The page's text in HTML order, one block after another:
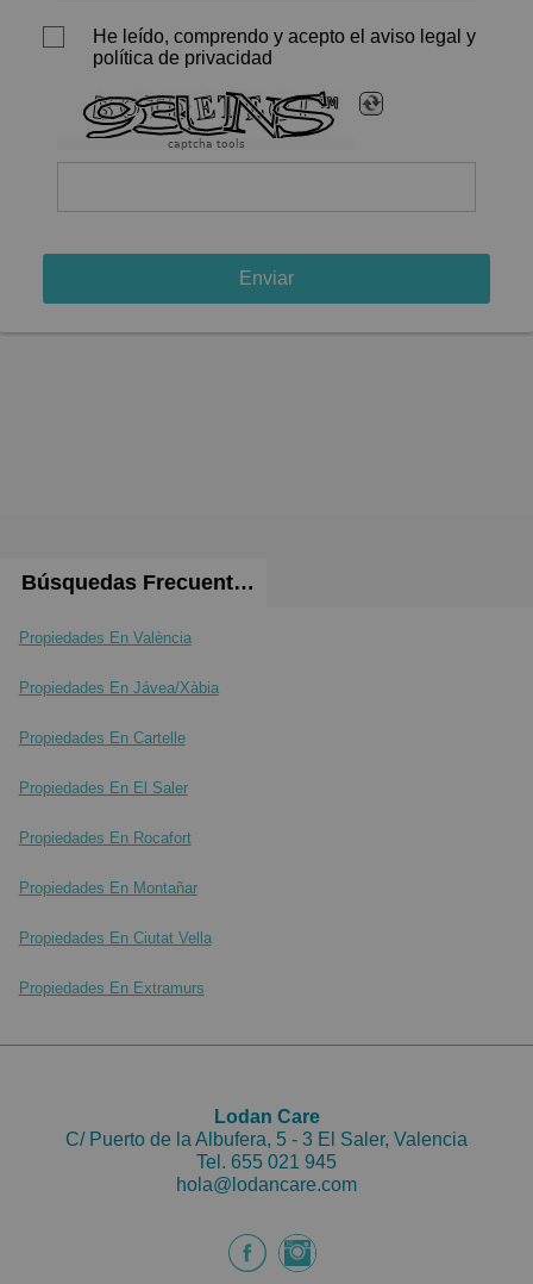
He leído, comprendo y acepto el aviso legal y
política de privacidad
captcha tools
Enviar
Búsquedas Frecuentes
Propiedades En València
Propiedades En Jávea/Xàbia
Propiedades En Cartelle
Propiedades En El Saler
Propiedades En Rocafort
Propiedades En Montañar
Propiedades En Ciutat Vella
Propiedades En Extramurs
Lodan Care
C/ Puerto de la Albufera, 5 - 3 El Saler, Valencia
Tel. 655 021 945
hola@lodancare.com